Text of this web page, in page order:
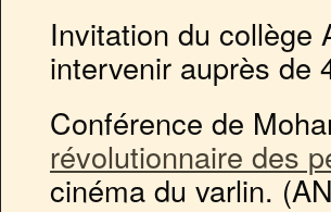
Invitation du collège
intervenir auprès de
Conférence de
révolutionnaire des
cinéma du varlin.